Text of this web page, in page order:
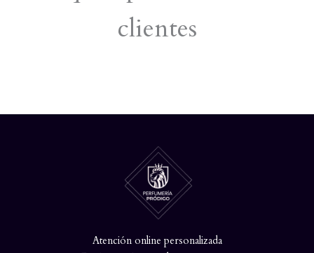
clientes
Atención online personalizada